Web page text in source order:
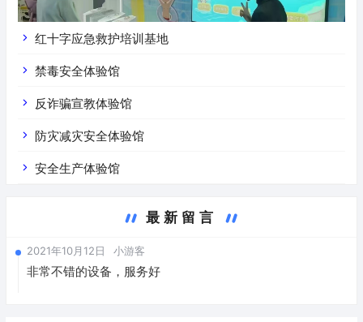
红十字应急救护培训基地
禁毒安全体验馆
反诈骗宣教体验馆
防灾减灾安全体验馆
安全生产体验馆
最新留言
2021年10月12日 小游客
非常不错的设备，服务好